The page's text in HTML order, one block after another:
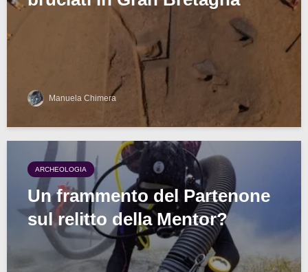
Manuela Chimera
ARCHEOLOGIA
Un frammento del Partenone
sul relitto della Mentor?